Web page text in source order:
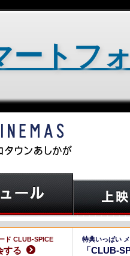
ド CLUB-SPICE
する
特典いっぱい
「CLUB-